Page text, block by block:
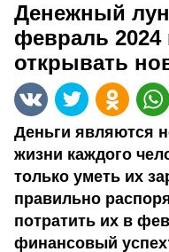
Денежный
февраль 2024
открывать
Деньги являются
жизни каждого
только уметь их
правильно
потратить их в
финансовый